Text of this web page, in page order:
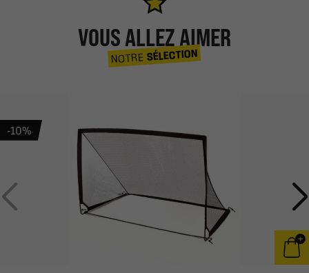
VOUS ALLEZ AIMER
NOTRESÉLECTION
-10%